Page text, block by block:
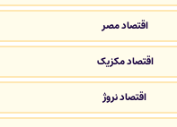
اقتصاد مصر
اقتصاد مکزیک
اقتصاد نروژ